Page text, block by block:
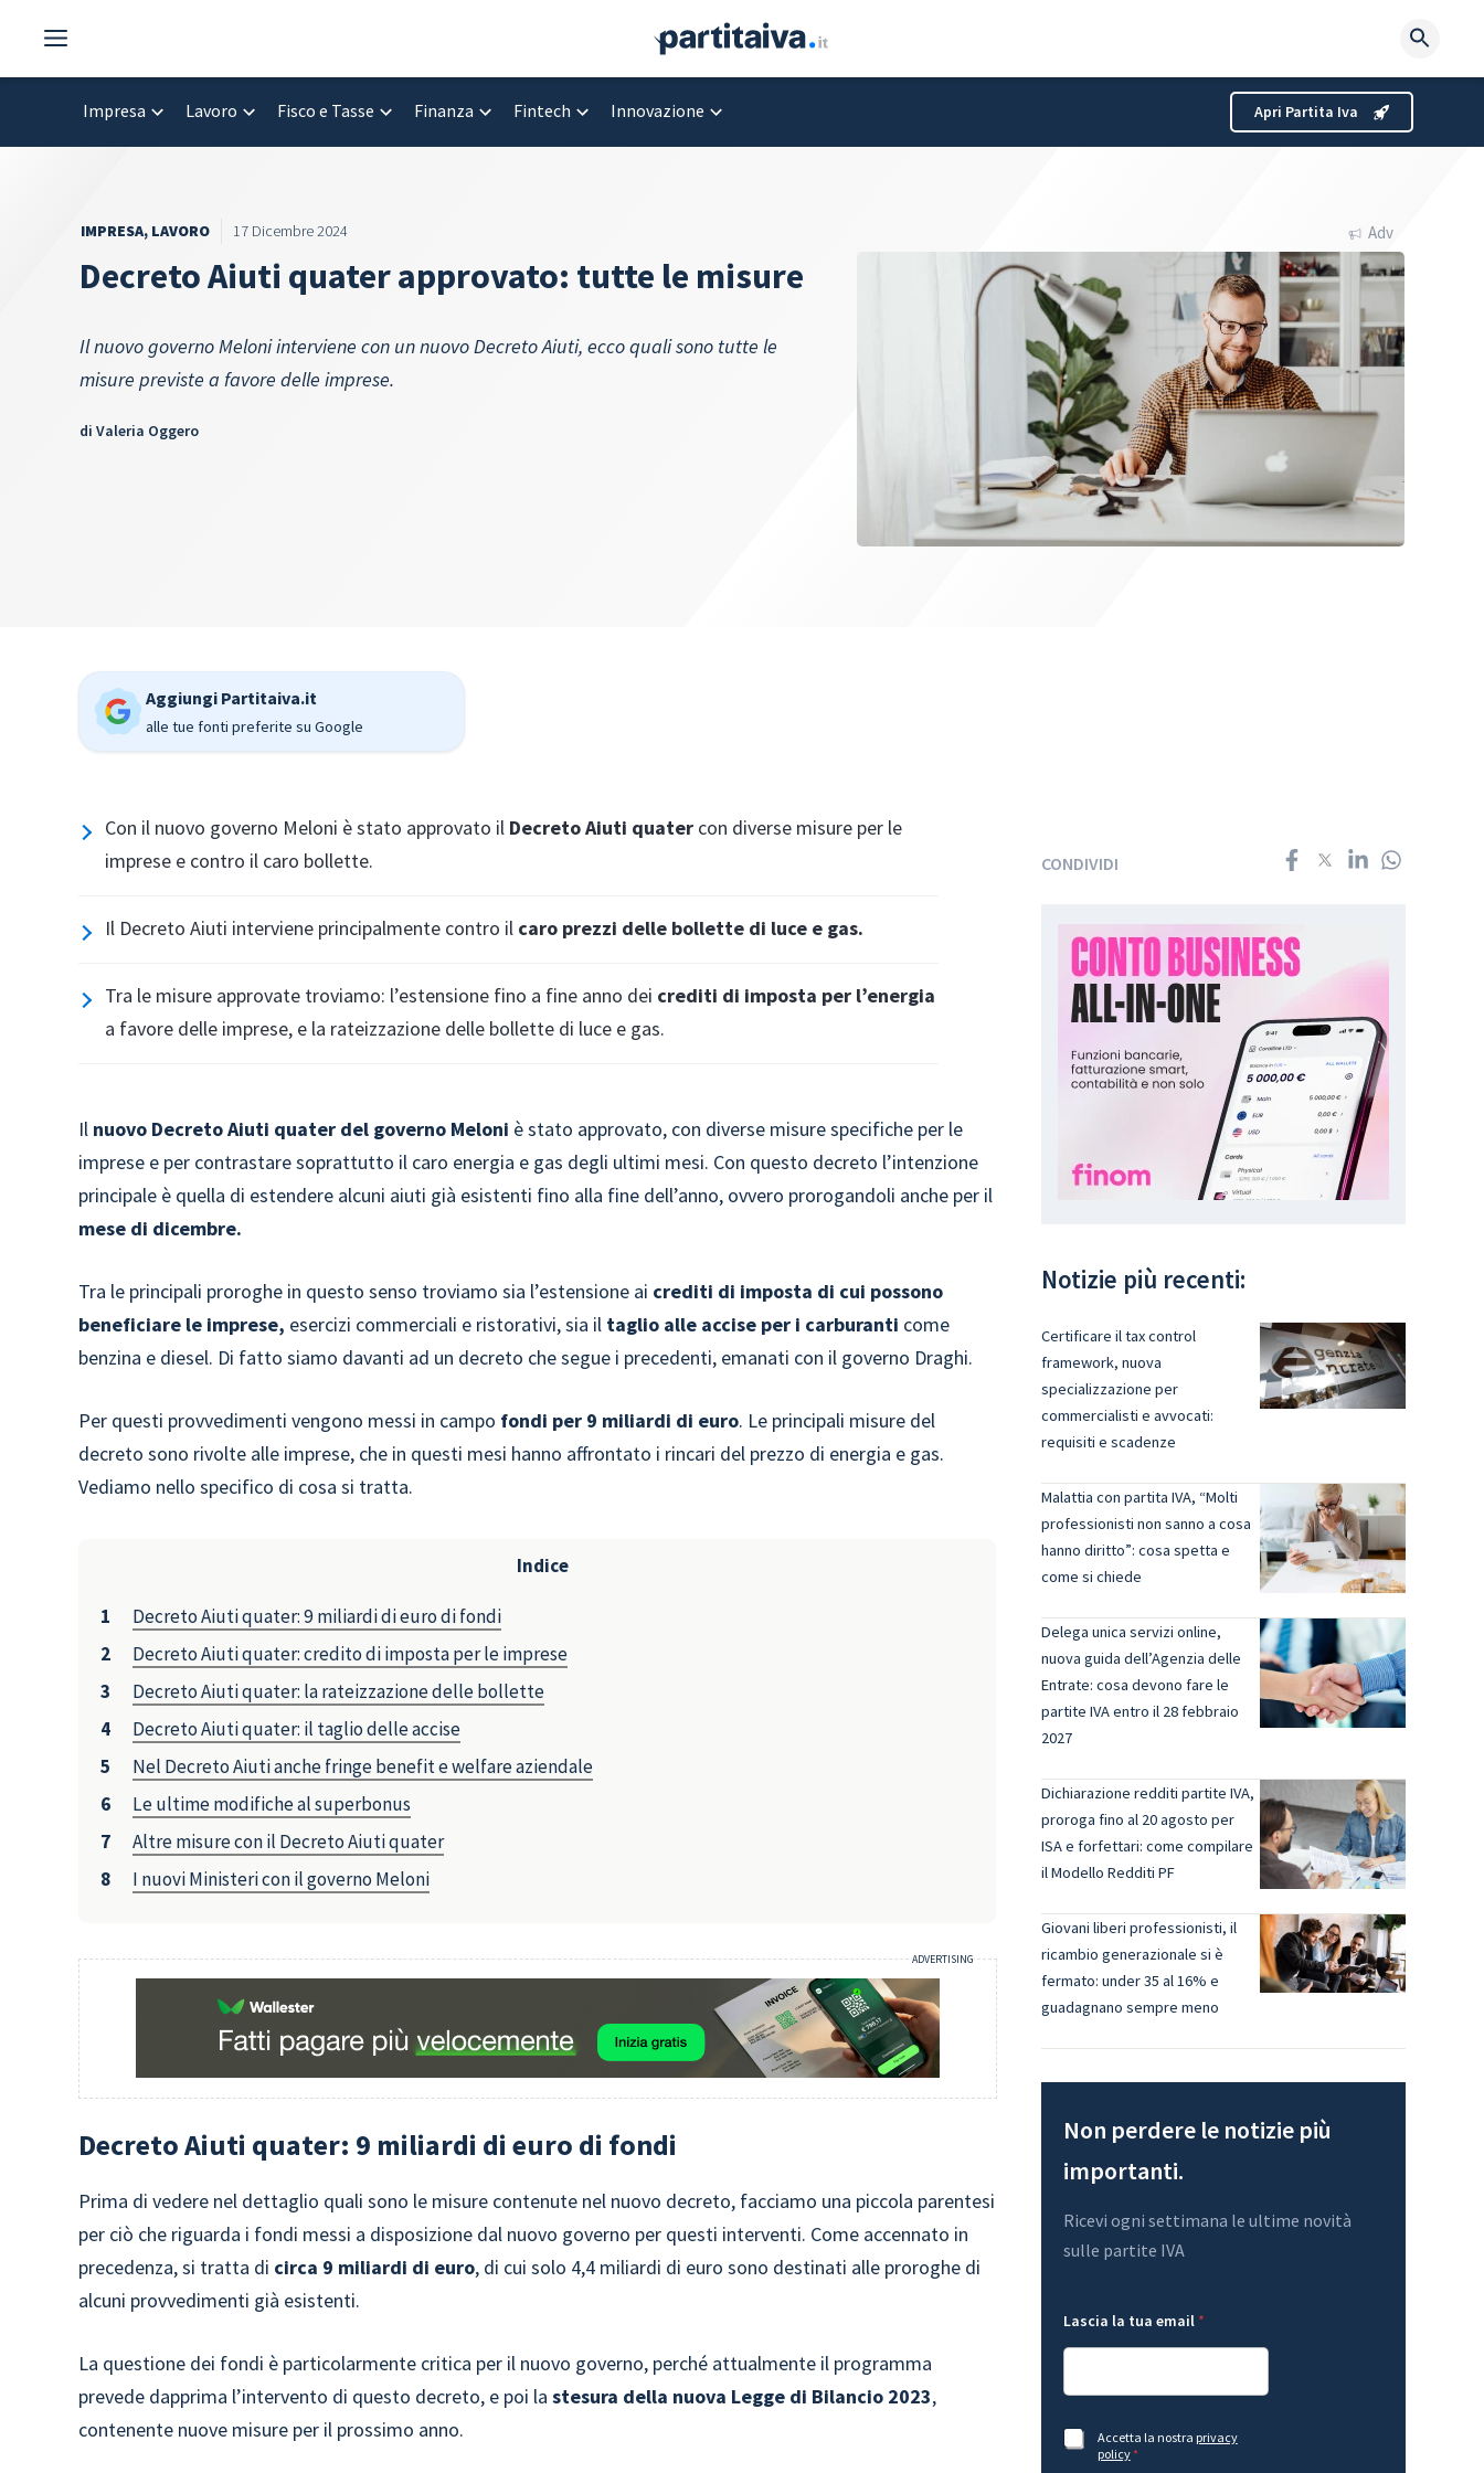
contenuto
Impresa Lavoro Fisco e Tasse Finanza Fintech Innovazione Apri Partita Iva
IMPRESA, LAVORO 17 Dicembre 2024
Decreto Aiuti quater approvato: tutte le misure
Il nuovo governo Meloni interviene con un nuovo Decreto Aiuti, ecco quali sono tutte le
misure previste a favore delle imprese.
di Valeria Oggero
Adv
Aggiungi Partitaiva.it
alle tue fonti preferite su Google
Con il nuovo governo Meloni è stato approvato il Decreto Aiuti quater con diverse misure per le
imprese e contro il caro bollette.
Il Decreto Aiuti interviene principalmente contro il caro prezzi delle bollette di luce e gas.
Tra le misure approvate troviamo: l’estensione fino a fine anno dei crediti di imposta per l’energia
a favore delle imprese, e la rateizzazione delle bollette di luce e gas.
Il nuovo Decreto Aiuti quater del governo Meloni è stato approvato, con diverse misure specifiche per le
imprese e per contrastare soprattutto il caro energia e gas degli ultimi mesi. Con questo decreto l’intenzione
principale è quella di estendere alcuni aiuti già esistenti fino alla fine dell’anno, ovvero prorogandoli anche per il
mese di dicembre.
Tra le principali proroghe in questo senso troviamo sia l’estensione ai crediti di imposta di cui possono
beneficiare le imprese, esercizi commerciali e ristorativi, sia il taglio alle accise per i carburanti come
benzina e diesel. Di fatto siamo davanti ad un decreto che segue i precedenti, emanati con il governo Draghi.
Per questi provvedimenti vengono messi in campo fondi per 9 miliardi di euro. Le principali misure del
decreto sono rivolte alle imprese, che in questi mesi hanno affrontato i rincari del prezzo di energia e gas.
Vediamo nello specifico di cosa si tratta.
Indice
Decreto Aiuti quater: 9 miliardi di euro di fondi
Decreto Aiuti quater: credito di imposta per le imprese
Decreto Aiuti quater: la rateizzazione delle bollette
Decreto Aiuti quater: il taglio delle accise
Nel Decreto Aiuti anche fringe benefit e welfare aziendale
Le ultime modifiche al superbonus
Altre misure con il Decreto Aiuti quater
I nuovi Ministeri con il governo Meloni
Decreto Aiuti quater: 9 miliardi di euro di fondi
Prima di vedere nel dettaglio quali sono le misure contenute nel nuovo decreto, facciamo una piccola parentesi
per ciò che riguarda i fondi messi a disposizione dal nuovo governo per questi interventi. Come accennato in
precedenza, si tratta di circa 9 miliardi di euro, di cui solo 4,4 miliardi di euro sono destinati alle proroghe di
alcuni provvedimenti già esistenti.
La questione dei fondi è particolarmente critica per il nuovo governo, perché attualmente il programma
prevede dapprima l’intervento di questo decreto, e poi lastesura della nuova Legge di Bilancio 2023,
contenente nuove misure per il prossimo anno.
CONDIVIDI
Notizie più recenti:
Certificare il tax control
framework, nuova
specializzazione per
commercialisti e avvocati:
requisiti e scadenze
Malattia con partita IVA, “Molti
professionisti non sanno a cosa
hanno diritto”: cosa spetta e
come si chiede
Delega unica servizi online,
nuova guida dell’Agenzia delle
Entrate: cosa devono fare le
partite IVA entro il 28 febbraio
2027
Dichiarazione redditi partite IVA,
proroga fino al 20 agosto per
ISA e forfettari: come compilare
il Modello Redditi PF
Giovani liberi professionisti, il
ricambio generazionale si è
fermato: under 35 al 16% e
guadagnano sempre meno
Non perdere le notizie più
importanti.
Ricevi ogni settimana le ultime novità
sulle partite IVA
m
G
P
R
D
A
c
e
Lascia la tua email *
A
c
Accetta la nostra privacy
policy*